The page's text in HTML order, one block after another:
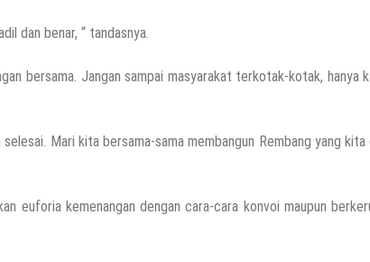
dan benar, “ tandasnya.
bersama. Jangan sampai masyarakat terkotak-kotak, hanya
Mari kita bersama-sama membangun Rembang yang
euforia kemenangan dengan cara-cara konvoi maupun